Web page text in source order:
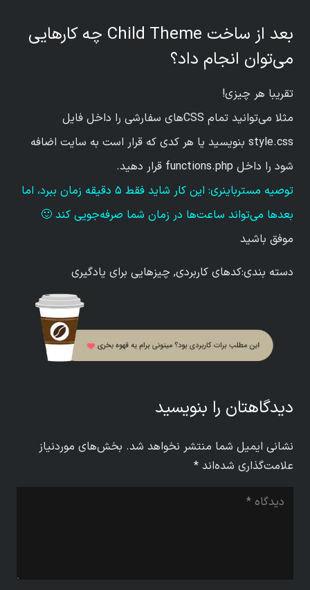
بعد از ساخت Child Theme چه کارهایی
می‌توان انجام داد؟
تقریبا هر چیزی!
مثلا می‌توانید تمام CSSهای سفارشی را داخل فایل
style.css بنویسید یا هر کدی که قرار است به سایت اضافه
شود را داخل functions.php قرار دهید.
توصیه مسترباینری: این کار شاید فقط ۵ دقیقه زمان ببرد، اما
بعدها می‌تواند ساعت‌ها در زمان شما صرفه‌جویی کند 🙂
موفق باشید
دسته بندی:کدهای کاربردی, چیزهایی برای یادگیری
دیدگاهتان را بنویسید
نشانی ایمیل شما منتشر نخواهد شد. بخش‌های موردنیاز
علامت‌گذاری شده‌اند *